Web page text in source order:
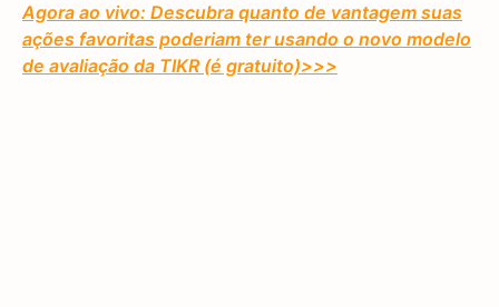
Agora ao vivo: Descubra quanto de vantagem suas
ações favoritas poderiam ter usando o novo modelo
de avaliação da TIKR (é gratuito)>>>